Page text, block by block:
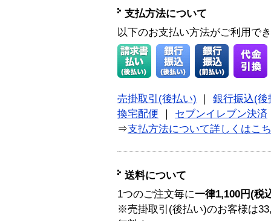
支払方法について
以下のお支払い方法がご利用で
売掛取引(後払い)
銀行振込(後
換宅配便
セブンイレブン決済
⇒支払方法について詳しくはこ
送料について
1つのご注文毎に一律1,100円(税
※売掛取引(後払い)のお客様は